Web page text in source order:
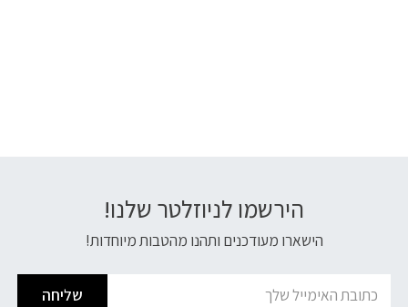
הירשמו לניוזלטר שלנו!
הישארו מעודכנים ותהנו מהטבות מיוחדות!
שליחה